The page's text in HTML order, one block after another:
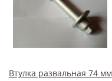
Втулка развальная 74 мм